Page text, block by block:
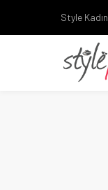
Style Kadın